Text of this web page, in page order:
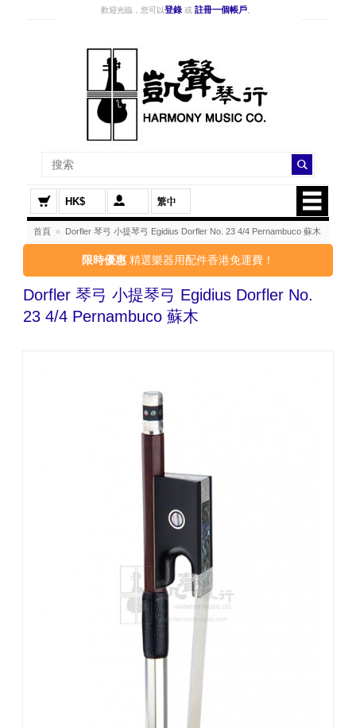
歡迎光臨，您可以登錄 或 註冊一個帳戶
HK$
首頁 » Dorfler 琴弓 小提琴弓 Egidius Dorfler No. 23 4/4 Pernambuco 蘇木
限時優惠 精選樂器用配件香港免運費！
Dorfler 琴弓 小提琴弓 Egidius Dorfler No.
23 4/4 Pernambuco 蘇木